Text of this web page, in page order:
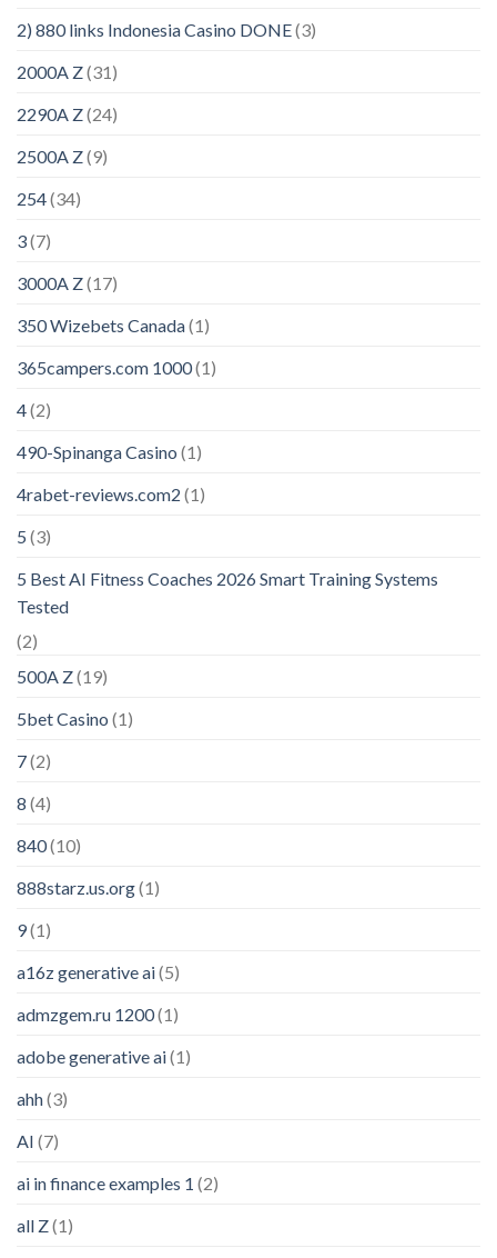
2) 880 links Indonesia Casino DONE(3)
2000A Z(31)
2290A Z(24)
2500A Z(9)
254(34)
3(7)
3000A Z(17)
350 Wizebets Canada(1)
365campers.com 1000(1)
4(2)
490-Spinanga Casino (1)
4rabet-reviews.com2 (1)
5 (3)
5 Best AI Fitness Coaches 2026 Smart Training Systems
Tested
(2)
500A Z(19)
5bet Casino (1)
7(2)
8 (4)
840(10)
888starz.us.org(1)
9(1)
a16z generative ai(5)
admzgem.ru 1200(1)
adobe generative ai(1)
ahh(3)
AI (7)
ai in finance examples 1 (2)
all Z(1)